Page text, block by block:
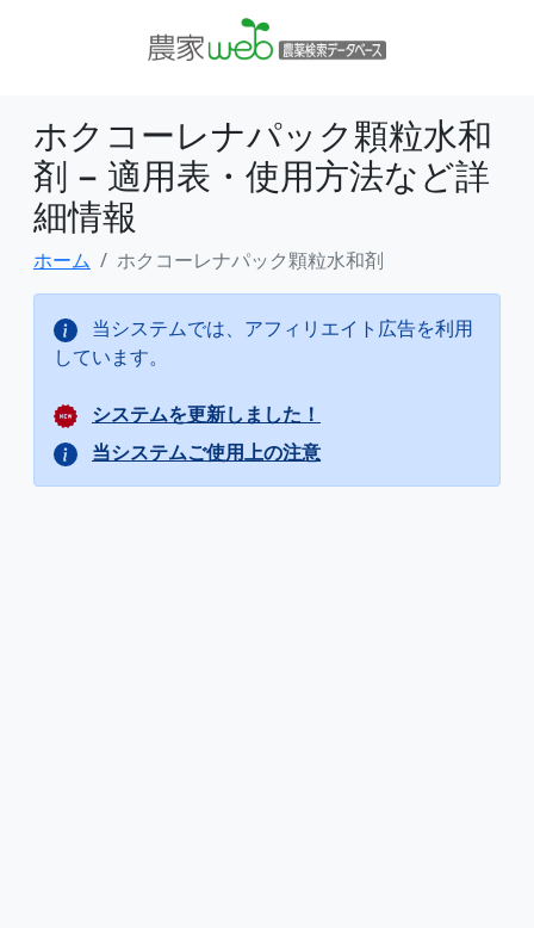
ホクコーレナパック顆粒水和
剤 − 適用表・使用方法など詳
細情報
ホーム ホクコーレナパック顆粒水和剤
当システムでは、アフィリエイト広告を利用
しています。
システムを更新しました！
当システムご使用上の注意